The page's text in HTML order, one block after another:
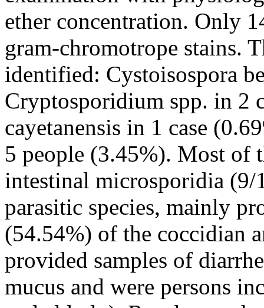
ether concentration. Only
gram-chromotrope stains.
identified: Cystoisospora
Cryptosporidium spp. in 2
cayetanensis in 1 case
5 people (3.45%). Most of
intestinal microsporidia (9/
parasitic species, mainly
(54.54%) of the coccidian
provided samples of
mucus and were persons